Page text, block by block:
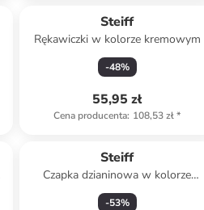
Steiff
Rękawiczki w kolorze kremowym
-48%
55,95 zł
Cena producenta: 108,53 zł*
Steiff
Czapka dzianinowa w kolorze
brązowo-kremowym
-53%